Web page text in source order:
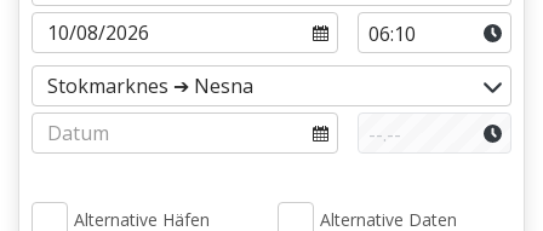
Alternative Häfen Alternative Daten